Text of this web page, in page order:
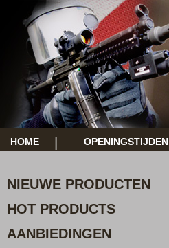
HOME OPENINGSTIJDEN
NIEUWE PRODUCTEN
HOT PRODUCTS
AANBIEDINGEN